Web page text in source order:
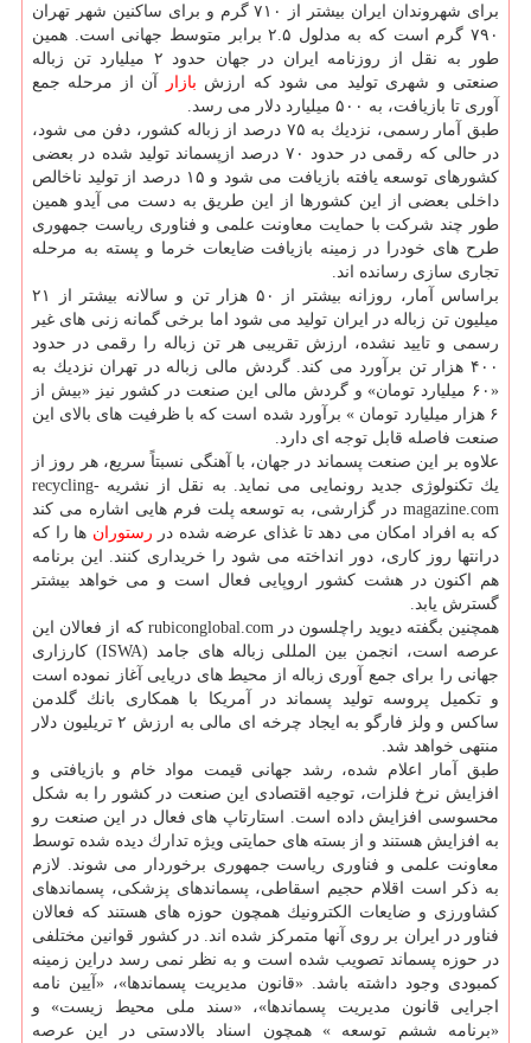
برای شهروندان ایران بیشتر از ۷۱۰ گرم و برای ساكنین شهر تهران
۷۹۰ گرم است كه به مدلول ۲.۵ برابر متوسط جهانی است. همین
طور به نقل از روزنامه ایران در جهان حدود ۲ میلیارد تن زباله
صنعتی و شهری تولید می شود كه ارزش بازار
آن از مرحله جمع
آوری تا بازیافت، به ۵۰۰ میلیارد دلار می رسد.
طبق آمار رسمی، نزدیك به ۷۵ درصد از زباله كشور، دفن می شود،
در حالی كه رقمی در حدود ۷۰ درصد ازپسماند تولید شده در بعضی
كشورهای توسعه یافته بازیافت می شود و ۱۵ درصد از تولید ناخالص
داخلی بعضی از این كشورها از این طریق به دست می آیدو همین
طور چند شركت با حمایت معاونت علمی و فناوری ریاست جمهوری
طرح های خودرا در زمینه بازیافت ضایعات خرما و پسته به مرحله
تجاری سازی رسانده اند.
براساس آمار، روزانه بیشتر از ۵۰ هزار تن و سالانه بیشتر از ۲۱
میلیون تن زباله در ایران تولید می شود اما برخی گمانه زنی های غیر
رسمی و تایید نشده، ارزش تقریبی هر تن زباله را رقمی در حدود
۴۰۰ هزار تن برآورد می كند. گردش مالی زباله در تهران نزدیك به
«۶۰ میلیارد تومان» و گردش مالی این صنعت در كشور نیز «بیش از
۶ هزار میلیارد تومان » برآورد شده است كه با ظرفیت های بالای این
صنعت فاصله قابل توجه ای دارد.
علاوه بر این صنعت پسماند در جهان، با آهنگی نسبتاً سریع، هر روز از
یك تكنولوژی جدید رونمایی می نماید. به نقل از نشریه recycling-
magazine.com در گزارشی، به توسعه پلت فرم هایی اشاره می كند
كه به افراد امكان می دهد تا غذای عرضه شده در رستوران ها را كه
درانتها روز كاری، دور انداخته می شود را خریداری كنند. این برنامه
هم اكنون در هشت كشور اروپایی فعال است و می خواهد بیشتر
گسترش یابد.
همچنین بگفته دیوید راچلسون در rubiconglobal.com كه از فعالان این
عرصه است، انجمن بین المللی زباله های جامد (ISWA) كارزاری
جهانی را برای جمع آوری زباله از محیط های دریایی آغاز نموده است
و تكمیل پروسه تولید پسماند در آمریكا با همكاری بانك گلدمن
ساكس و ولز فارگو به ایجاد چرخه ای مالی به ارزش ۲ تریلیون دلار
منتهی خواهد شد.
طبق آمار اعلام شده، رشد جهانی قیمت مواد خام و بازیافتی و
افزایش نرخ فلزات، توجیه اقتصادی این صنعت در كشور را به شكل
محسوسی افزایش داده است. استارتاپ های فعال در این صنعت رو
به افزایش هستند و از بسته های حمایتی ویژه تدارك دیده شده توسط
معاونت علمی و فناوری ریاست جمهوری برخوردار می شوند. لازم
به ذكر است اقلام حجیم اسقاطی، پسماندهای پزشكی، پسماندهای
كشاورزی و ضایعات الكترونیك همچون حوزه های هستند كه فعالان
فناور در ایران بر روی آنها متمركز شده اند. در كشور قوانین مختلفی
در حوزه پسماند تصویب شده است و به نظر نمی رسد دراین زمینه
كمبودی وجود داشته باشد. «قانون مدیریت پسماندها»، «آیین نامه
اجرایی قانون مدیریت پسماندها»، «سند ملی محیط زیست» و
«برنامه ششم توسعه » همچون اسناد بالادستی در این عرصه